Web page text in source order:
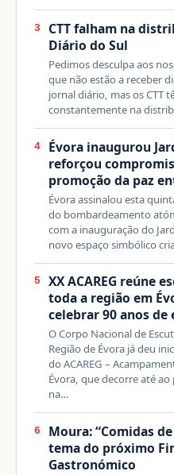
3
CTT falham na
Diário do Sul
Pedimos desculpa aos
que não estão a receber
jornal diário, mas os CTT
constantemente na
4
Évora inaugurou
reforçou
promoção da paz
Évora assinalou esta
do bombardeamento
com a inauguração do
novo espaço simbólico
5
XX ACAREG reúne
toda a região em
celebrar 90 anos de
O Corpo Nacional de
Região de Évora já deu
do ACAREG –
Évora, que decorre até
na…
6
Moura: “Comidas
tema do próximo
Gastronómico